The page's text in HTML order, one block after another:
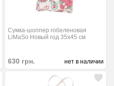
Сумка-шоппер гобеленовая
LiMaSo Новый год 35x45 см
630 грн. нет в наличии